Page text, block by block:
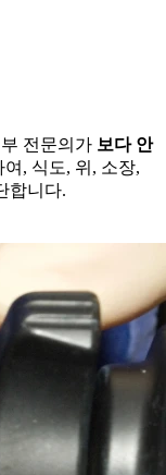
전문의가 보다 안
여, 식도, 위, 소장,
합니다.